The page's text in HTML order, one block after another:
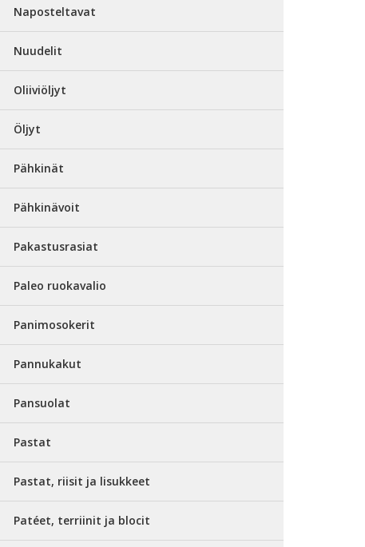
Naposteltavat
Nuudelit
Oliiviöljyt
Öljyt
Pähkinät
Pähkinävoit
Pakastusrasiat
Paleo ruokavalio
Panimosokerit
Pannukakut
Pansuolat
Pastat
Pastat, riisit ja lisukkeet
Patéet, terriinit ja blocit